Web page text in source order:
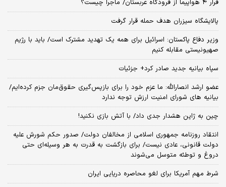
فرار ۴ هواپیما از فرودگاه عربستان/ ماجرا چیست؟
پالایشگاه سیزران هدف حمله قرار گرفت
وزیر دفاع پاکستان: اسرائیل برای همه یک تهدید مشترک است/ باید با رژیم
صهیونیستی مقابله کنیم
سپاه بیانیه جدید صادر کرد+ جزئیات
عضو ارشد انصارالله: ما عزم خود را برای بازپس‌گیری حقوق‌مان جزم کرده‌ایم/
بیانیه‌ های شورای امنیت ارزش توجه ندارد
چین به ژاپن هشدار جدی داد/ با آتش بازی نکنید!
انتقاد روزنامه جمهوری اسلامی از مخالفان دولت/ صدور حکم شورش علیه
دولت قانونی، عادی نیست/ برای بازگشت به قدرت به هر وسیله‌ای حتی
دروغ و توطئه متوسل می‌شوند
شرط مهم آمریکا برای لغو محاصره دریایی ایران